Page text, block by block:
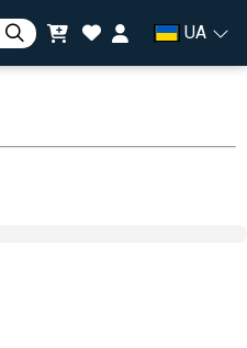
UA